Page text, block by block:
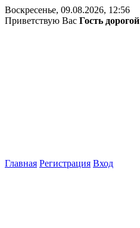
Воскресенье, 09.08.2026, 12:56
Приветствую Вас Гость дорогой
Главная Регистрация Вход